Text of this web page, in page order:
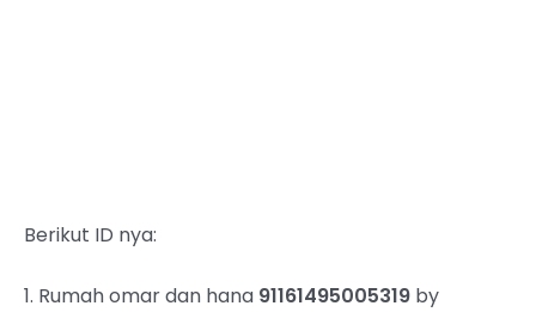
Berikut ID nya:
1. Rumah omar dan hana 91161495005319 by